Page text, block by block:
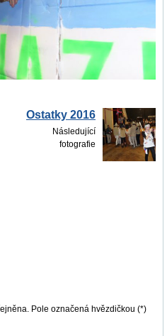
Ostatky 2016
Následující
fotografie
Pole označená hvězdičkou (*)